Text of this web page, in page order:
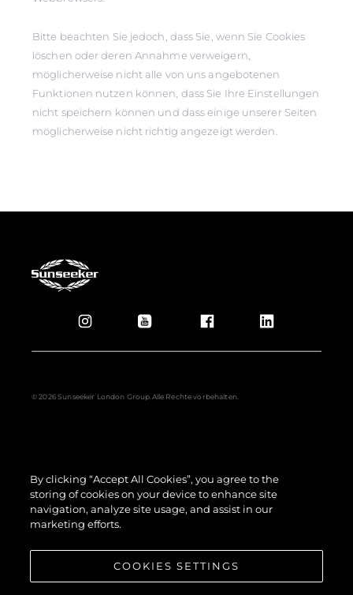
Bitte beachten Sie jedoch, dass Sie, wenn Sie Cookies
löschen oder deren Annahme verweigern,
möglicherweise nicht alle von uns angebotenen
Funktionen nutzen können, dass Sie Ihre Einstellungen
nicht speichern können und dass einige unserer Seiten
möglicherweise nicht richtig angezeigt werden.
© 2026 Sunseeker London Group.Alle Rechte vorbehalten.
By clicking “Accept All Cookies”, you agree to the
storing of cookies on your device to enhance site
navigation, analyze site usage, and assist in our
marketing efforts.
COOKIES SETTINGS